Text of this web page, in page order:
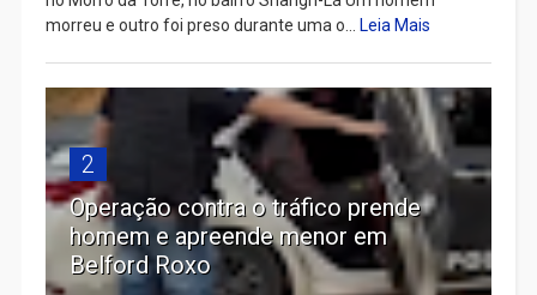
morreu e outro foi preso durante uma o...
Leia Mais
2
Operação contra o tráfico prende
homem e apreende menor em
Belford Roxo